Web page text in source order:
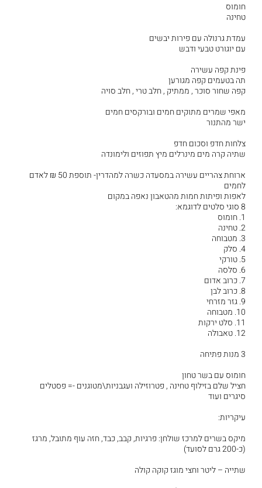
חומוס
טחינה
עמדת גרנולה עם פירות יבשים
עם יוגורט טבעי ודבש
פינת קפה עשירה
תה בטעמים קפה מגורען
קפה שחור סוכר , ממתיק , חלב טרי , חלב סויה
מאפי שמרים מתוקים חמים ובורקסים חמים
ישר מהתנור
צלחות חדפ וסכום חדפ
שתיה קרה מים מינרלים מיץ תפוזים ולימונדה
ארוחת צהריים עשירה במסעדה כשרה למהדרין- תוספת 50 ₪ לאדם
לחמים
לאפות ופיתות חמות מהטאבון נאפה במקום
8 סוגי סלטים לדוגמא:
1. חומוס
2. טחינה
3. מטבוחה
4. סלק
5. טורקי
6. סלסה
7. כרוב אדום
8. כרוב לבן
9. גזר מזרחי
10. מטבוחה
11. סלט ירקות
12. טאבולה
3 מנות פתיחה
חומוס עם בשר טחון
חציל שלם בזילוף טחינה , פטרוזילה ועגבניות\מטוגנים -= פסטלים
סיגרים ועוד
עיקריות:
מיקס בשרים למרכז שולחן: פרגיות, קבב, כבד, חזה עוף מתובל, מרגז
(כ-200 גרם לסועד)
שתייה – ליטר וחצי מוגז קוקה קולה